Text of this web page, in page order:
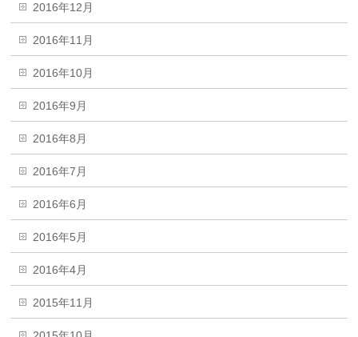
2016年12月
2016年11月
2016年10月
2016年9月
2016年8月
2016年7月
2016年6月
2016年5月
2016年4月
2015年11月